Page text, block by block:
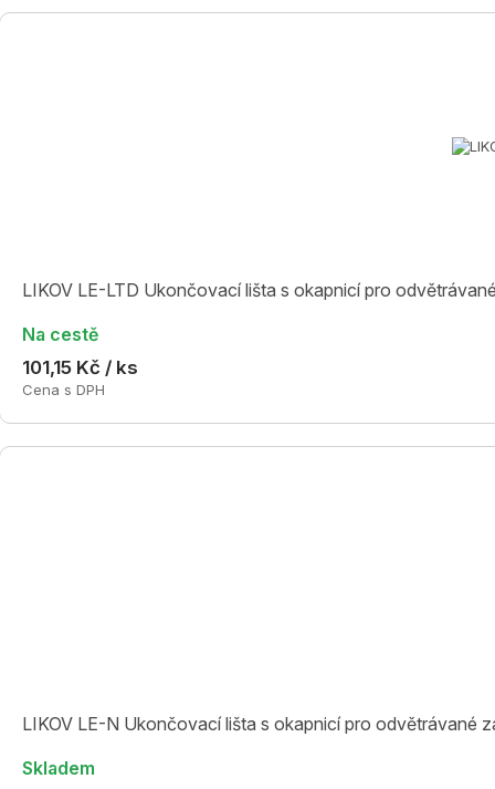
LIKOV LE-LTD Ukončovací lišta s okapnicí pro
Na cestě
101,15 Kč / ks
Cena s DPH
LIKOV LE-N Ukončovací lišta s okapnicí pro odvětrávané
Skladem